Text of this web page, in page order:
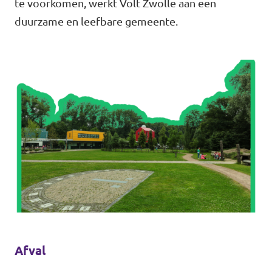
Gemeenteraadsverkiezingen 2026
Voor leden
Vacatures
Almelo
Deventer
te voorkomen, werkt Volt Zwolle aan een
duurzame en leefbare gemeente.
Afval